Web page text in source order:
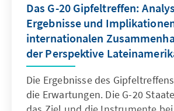
Das G-20 Gipfeltreffen:
Ergebnisse und
internationalen
der Perspektive
Die Ergebnisse des
die Erwartungen. Die G-20